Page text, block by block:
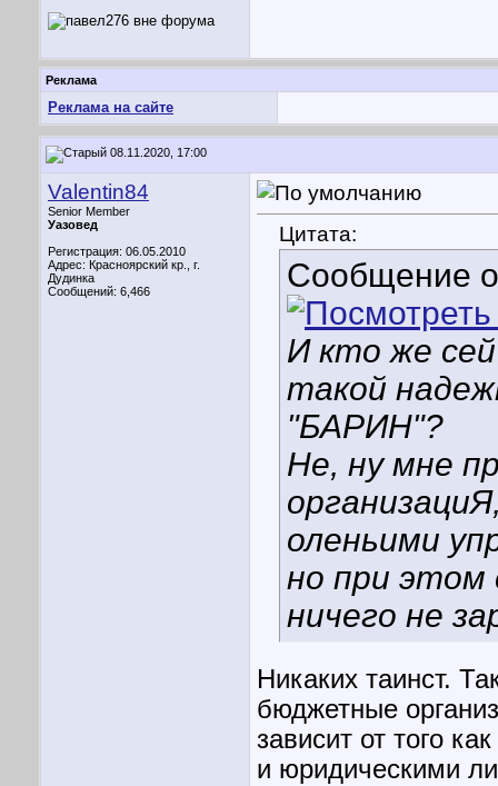
Реклама
Реклама на сайте
08.11.2020, 17:00
Valentin84
Senior Member
Уазовед
Регистрация: 06.05.2010
Адрес: Красноярский кр., г.
Дудинка
Сообщений: 6,466
Цитата:
Сообщение
И кто же
такой
"БАРИН"?
Не, ну мне
оленьими
но при этом
ничего не
Никаких таинст.
бюджетные
зависит от того
и юридическими